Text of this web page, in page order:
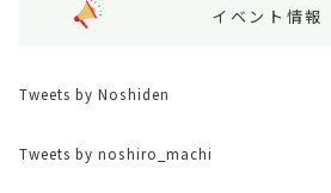
イベント情報
Tweets by Noshiden
Tweets by noshiro_machi